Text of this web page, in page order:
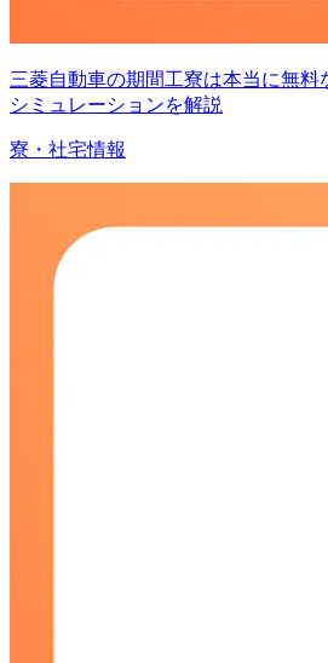
三菱自動車の期間工寮は本当に無料
シミュレーションを解説
寮・社宅情報